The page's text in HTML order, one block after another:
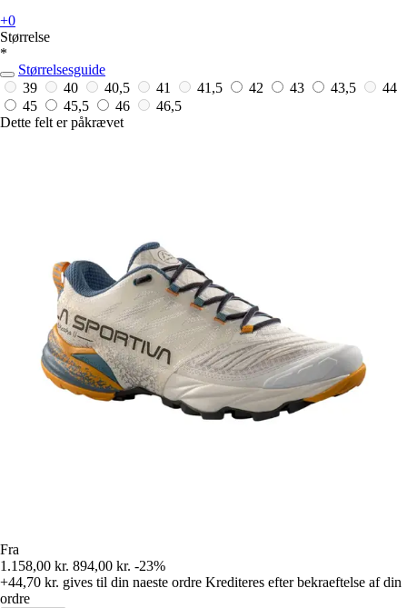
+0
Størrelse
*
Størrelsesguide
39
40 40,5 41 41,5 42 43 43,5
44
45
45,5 46
46,5
Dette felt er påkrævet
Fra
1.158,00 kr. 894,00 kr. -23%
+44,70 kr. gives til din naeste ordre Krediteres efter bekraeftelse af din
ordre